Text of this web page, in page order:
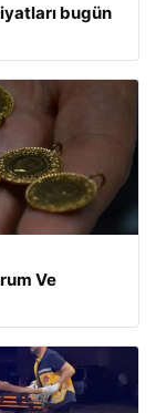
bugün
Ve